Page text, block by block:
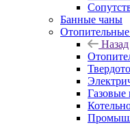
Банные чаны
Назад
Газовые